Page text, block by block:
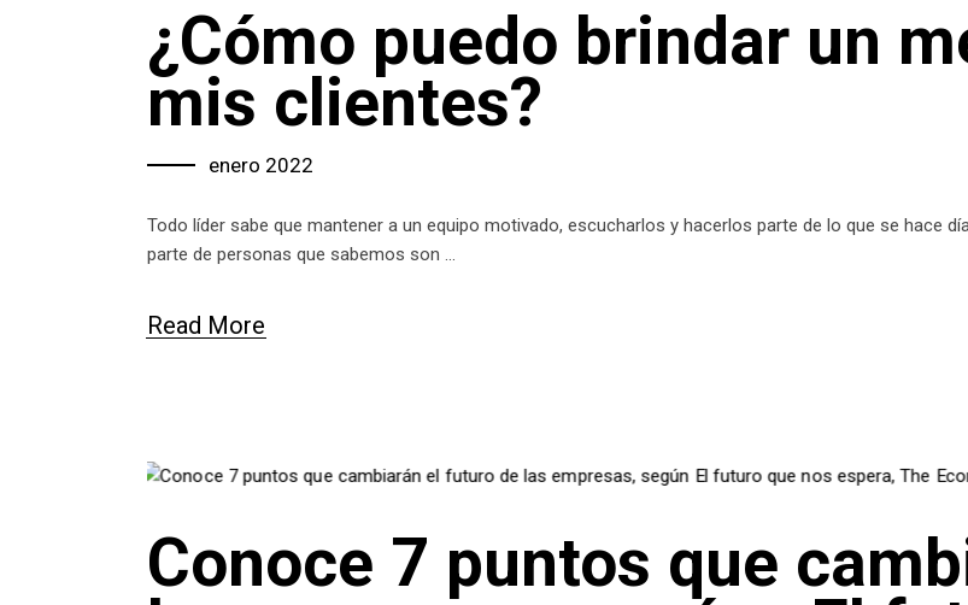
¿Cómo puedo brindar un
mis clientes?
enero 2022
Todo líder sabe que mantener a un equipo motivado, escucharlos y hacerlos parte de lo que se hace
parte de personas que sabemos son
Read More
Conoce 7 puntos que